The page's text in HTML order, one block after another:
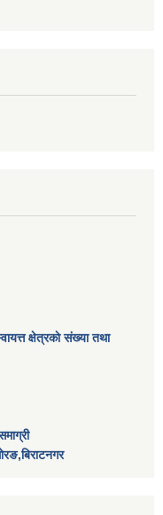
क्षेत्रकाे स‌ंख्या तथा